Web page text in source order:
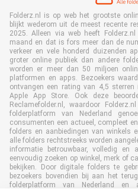
Folderz.nl is op web het grootste
blijkt wederom uit de meest recente
2025. Alleen via web heeft
maand en dat is fors meer dan de
verkeer en vele honderd duizenden
groter online publiek dan andere
worden er meer dan 50 miljoen
platformen en apps. Bezoekers
ontvangen een rating van 4,5
Apple App Store. Ook deze
Reclamefolder.nl, waardoor
folderplatform van Nederland
consumenten een actueel, compleet
folders en aanbiedingen van winkels
alle folders rechtstreeks worden
informatie betrouwbaar, volledig en
eenvoudig zoeken op winkel, merk of
bekijken. Door digitale folders te
bezoekers bovendien bij aan het
folderplatform van Nederland